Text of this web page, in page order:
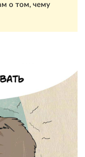
о том, чему